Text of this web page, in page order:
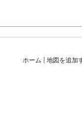
ホーム | 地図を追加